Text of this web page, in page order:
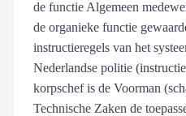
de functie Algemeen
de organieke functie
instructieregels van het
Nederlandse politie
korpschef is de Voorman
Technische Zaken de